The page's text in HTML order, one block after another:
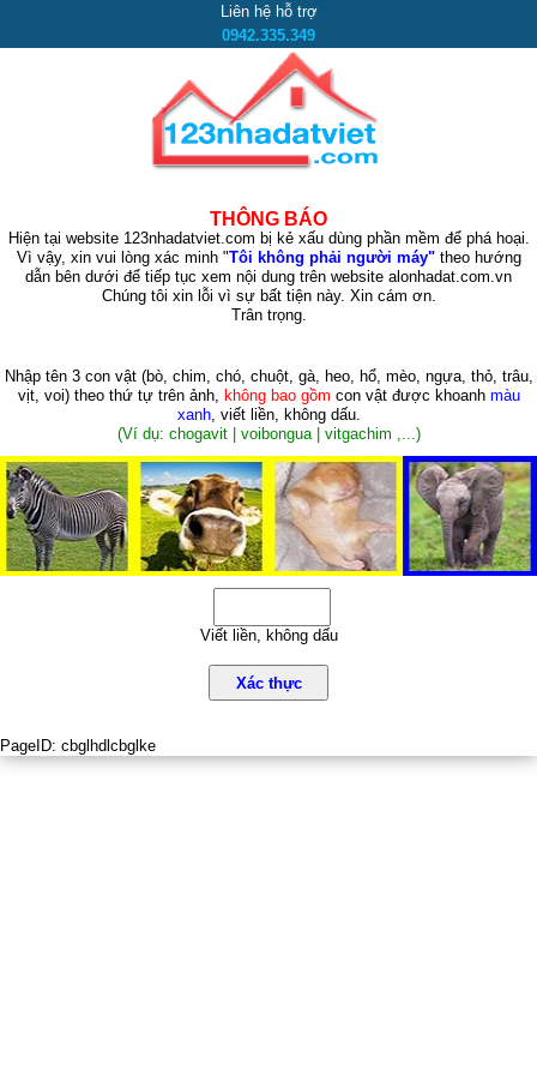
Liên hệ hỗ trợ
0942.335.349
THÔNG BÁO
Hiện tại website 123nhadatviet.com bị kẻ xấu dùng phần mềm để phá hoại.
Vì vậy, xin vui lòng xác minh "Tôi không phải người máy"theo hướng
dẫn bên dưới để tiếp tục xem nội dung trên website alonhadat.com.vn
Chúng tôi xin lỗi vì sự bất tiện này. Xin cám ơn.
Trân trọng.
Nhập tên 3 con vật (bò, chim, chó, chuột, gà, heo, hổ, mèo, ngựa, thỏ, trâu,
vịt, voi)theo thứ tự trên ảnh, không bao gồm con vật được khoanh màu
xanh, viết liền, không dấu.
(Ví dụ: chogavit | voibongua | vitgachim ,...)
Viết liền, không dấu
Xác thực
PageID: cbglhdlcbglke